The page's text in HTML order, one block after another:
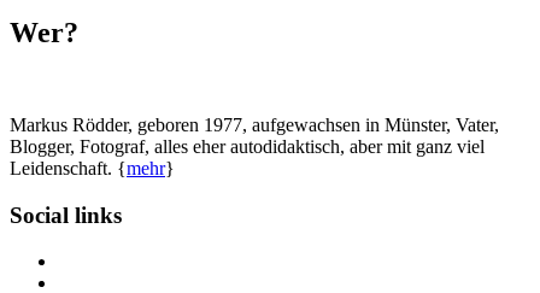
Wer?
Markus Rödder, geboren 1977, aufgewachsen in Münster, Vater,
Blogger, Fotograf, alles eher autodidaktisch, aber mit ganz viel
Leidenschaft. {mehr}
Social links